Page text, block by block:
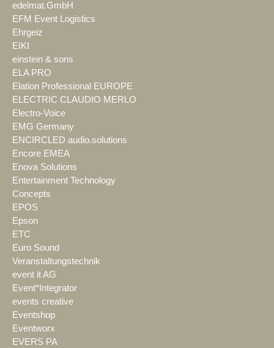
edelmat.GmbH
EFM Event Logistics
Ehrgeiz
EIKI
einstein & sons
ELA PRO
Elation Professional EUROPE
ELECTRIC CLAUDIO MERLO
Electro-Voice
EMG Germany
ENCIRCLED audio.solutions
Encore EMEA
Enova Solutions
Entertainment Technology
Concepts
EPOS
Epson
ETC
Euro Sound
Veranstaltungstechnik
event it AG
Event*Integrator
events creative
Eventshop
Eventworx
EVERS PA